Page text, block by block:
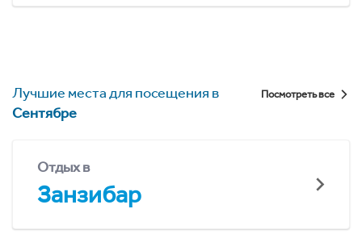
Лучшие места для посещения в
Сентябре
Посмотреть все
Отдых в
Занзибар